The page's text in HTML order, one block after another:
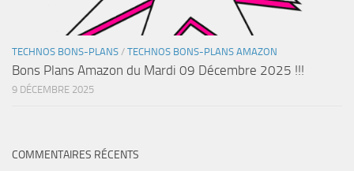
TECHNOS BONS-PLANS / TECHNOS BONS-PLANS AMAZON
Bons Plans Amazon du Mardi 09 Décembre 2025 !!!
9 DÉCEMBRE 2025
COMMENTAIRES RÉCENTS